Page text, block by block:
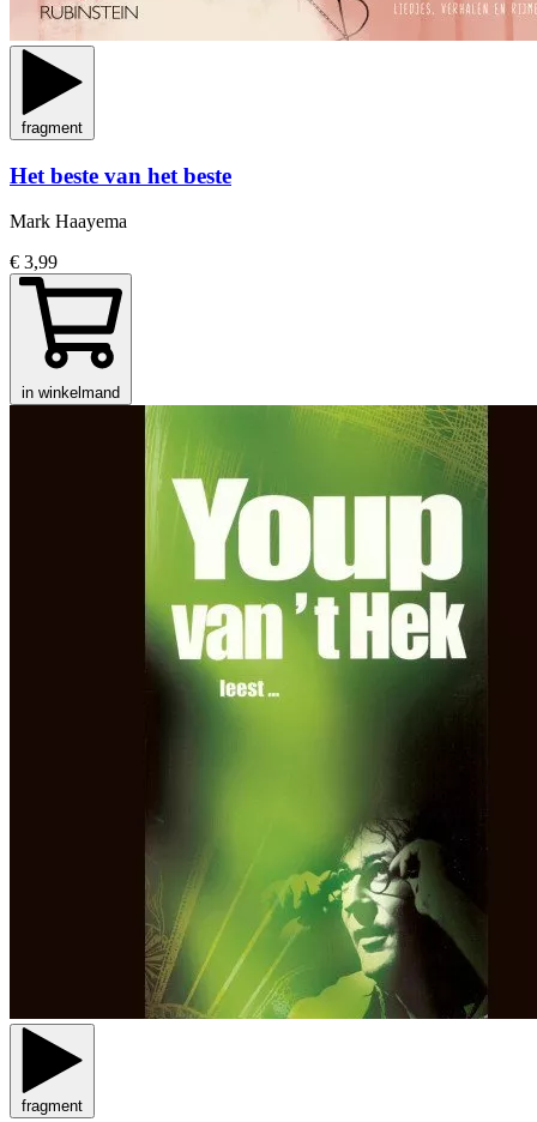
fragment
Het beste van het beste
Mark Haayema
€ 3,99
in winkelmand
fragment